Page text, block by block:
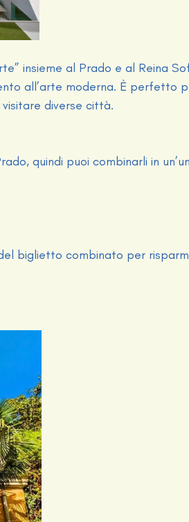
insieme al Prado e al Reina
all’arte moderna. È perfetto
diverse città.
quindi puoi combinarli in
biglietto combinato per